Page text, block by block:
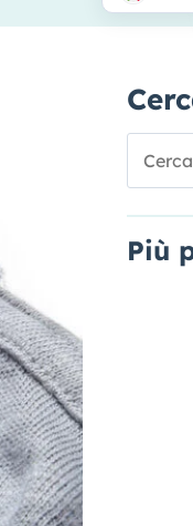
Ricerca
per:
Più